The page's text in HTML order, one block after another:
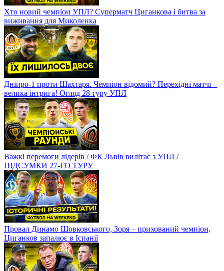
Хто новий чемпіон УПЛ? Суперматч Циганкова і битва за
виживання для Миколенка
Дніпро-1 проти Шахтаря. Чемпіон відомий? Перехідні матчі –
велика інтрига! Огляд 28 туру УПЛ
Важкі перемоги лідерів / ФК Львів вилітає з УПЛ /
ПІДСУМКИ 27-ГО ТУРУ
Провал Динамо Шовковського, Зоря – прихований чемпіон,
Циганков запалює в Іспанії